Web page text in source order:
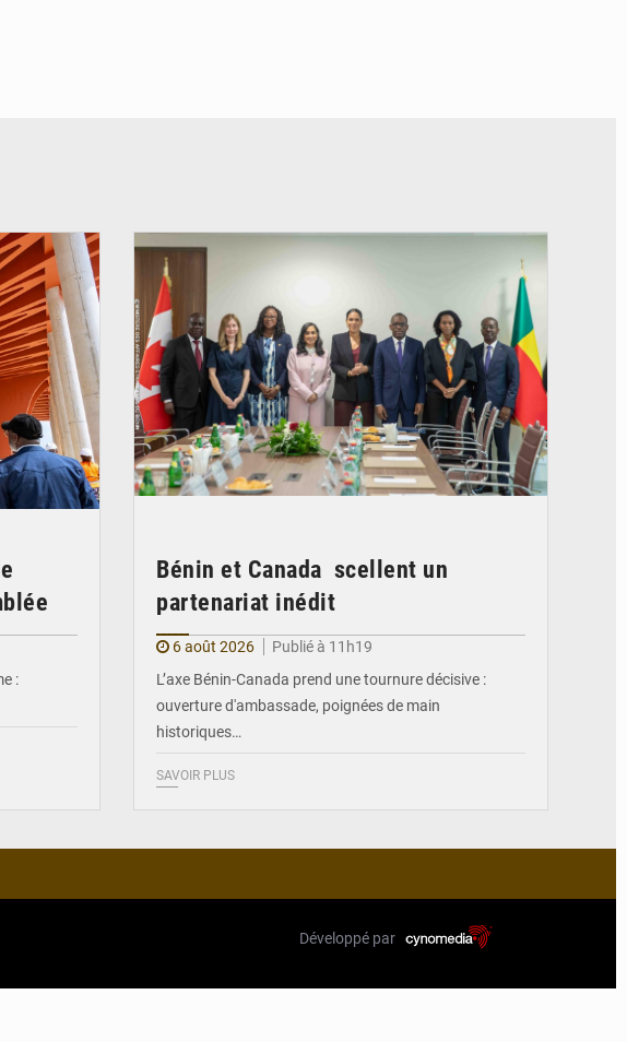
:
Bénin et Canada scellent un
partenariat inédit
6 août 2026
Publié à 11h19
L’axe Bénin-Canada prend une tournure décisive :
ouverture d'ambassade, poignées de main
historiques…
SAVOIR PLUS
Développé par